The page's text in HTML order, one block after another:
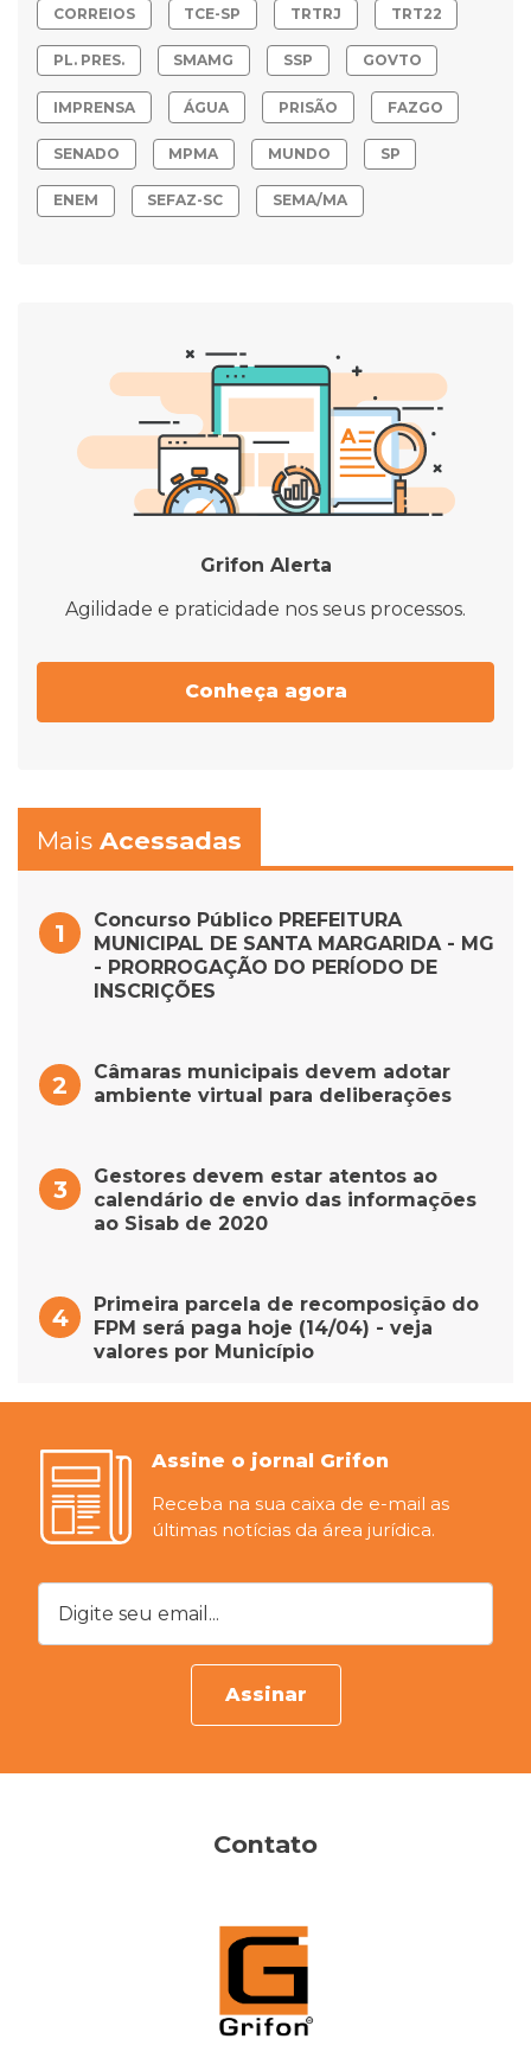
CORREIOS TCE-SP TRTRJ TRT22
PL. PRES. SMAMG SSP GOVTO
IMPRENSA ÁGUA PRISÃO FAZGO
SENADO MPMA MUNDO SP
ENEM SEFAZ-SC SEMA/MA
Grifon Alerta
Agilidade e praticidade nos seus processos.
Conheça agora
Mais Acessadas
Concurso Público PREFEITURA
MUNICIPAL DE SANTA MARGARIDA - MG
- PRORROGAÇÃO DO PERÍODO DE
INSCRIÇÕES
Câmaras municipais devem adotar
ambiente virtual para deliberações
Gestores devem estar atentos ao
calendário de envio das informações
ao Sisab de 2020
Primeira parcela de recomposição do
FPM será paga hoje (14/04) - veja
valores por Município
Assine o jornal Grifon
Receba na sua caixa de e-mail as
últimas notícias da área jurídica.
Digite seu email...
Assinar
Contato